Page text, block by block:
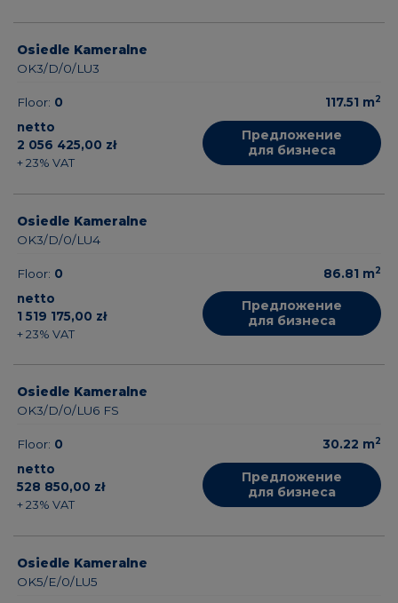
Osiedle Kameralne
OK3/D/0/LU3
Floor: 0
netto
2 056 425,00 zł
+ 23% VAT
117.51 m2
Предложение
для бизнеса
Osiedle Kameralne
OK3/D/0/LU4
Floor: 0
netto
1 519 175,00 zł
+ 23% VAT
86.81 m2
Предложение
для бизнеса
Osiedle Kameralne
OK3/D/0/LU6 FS
Floor: 0
netto
528 850,00 zł
+ 23% VAT
30.22 m2
Предложение
для бизнеса
Osiedle Kameralne
OK5/E/0/LU5